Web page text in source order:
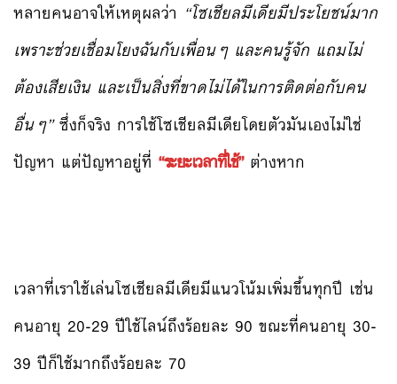
หลายคนอาจให้เหตุผลว่า “โซเชียลมีเดียมีประโยชน์มาก
เพราะช่วยเชื่อมโยงฉันกับเพื่อนๆ และคนรู้จัก แถมไม่
ต้องเสียเงิน และเป็นสิ่งที่ขาดไม่ได้ในการติดต่อกับคน
อื่นๆ”ซึ่งก็จริง การใช้โซเชียลมีเดียโดยตัวมันเองไม่ใช่
ปัญหา แต่ปัญหาอยู่ที่ “ระยะเวลาที่ใช้”ต่างหาก
เวลาที่เราใช้เล่นโซเชียลมีเดียมีแนวโน้มเพิ่มขึ้นทุกปี เช่น
คนอายุ 20-29 ปีใช้ไลน์ถึงร้อยละ 90 ขณะที่คนอายุ 30-
39 ปีก็ใช้มากถึงร้อยละ 70